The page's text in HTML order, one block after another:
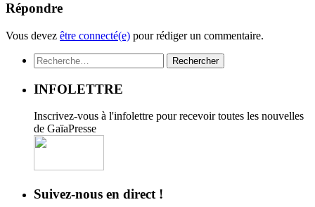
Répondre
Vous devez être connecté(e) pour rédiger un commentaire.
Rechercher :
INFOLETTRE
Inscrivez-vous à l'infolettre pour recevoir toutes les nouvelles
de GaïaPresse
Suivez-nous en direct !